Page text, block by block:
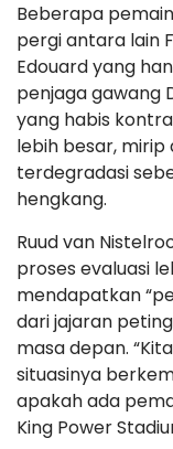
Beberapa
pergi antara lain
Edouard yang
penjaga gawang
yang habis
lebih besar,
terdegradasi
hengkang.
Ruud van
proses evaluasi
mendapatkan
dari jajaran
masa depan.
situasinya
apakah ada
King Power